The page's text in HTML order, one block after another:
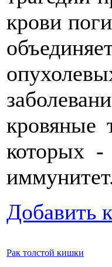
крови
кровяные
которых -
Добавить
Рак толстой кишки